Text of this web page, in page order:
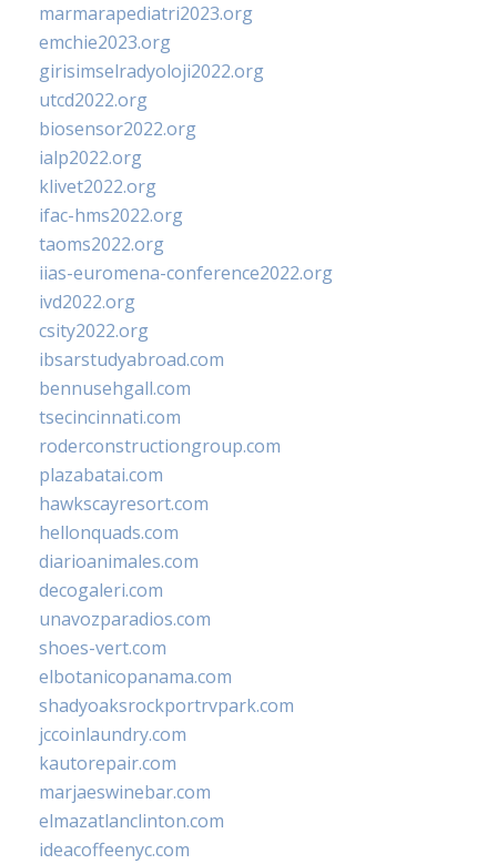
marmarapediatri2023.org
emchie2023.org
girisimselradyoloji2022.org
utcd2022.org
biosensor2022.org
ialp2022.org
klivet2022.org
ifac-hms2022.org
taoms2022.org
iias-euromena-conference2022.org
ivd2022.org
csity2022.org
ibsarstudyabroad.com
bennusehgall.com
tsecincinnati.com
roderconstructiongroup.com
plazabatai.com
hawkscayresort.com
hellonquads.com
diarioanimales.com
decogaleri.com
unavozparadios.com
shoes-vert.com
elbotanicopanama.com
shadyoaksrockportrvpark.com
jccoinlaundry.com
kautorepair.com
marjaeswinebar.com
elmazatlanclinton.com
ideacoffeenyc.com